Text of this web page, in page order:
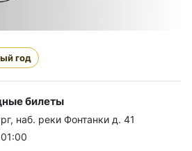
год
билеты
наб. реки Фонтанки д. 41
01:00